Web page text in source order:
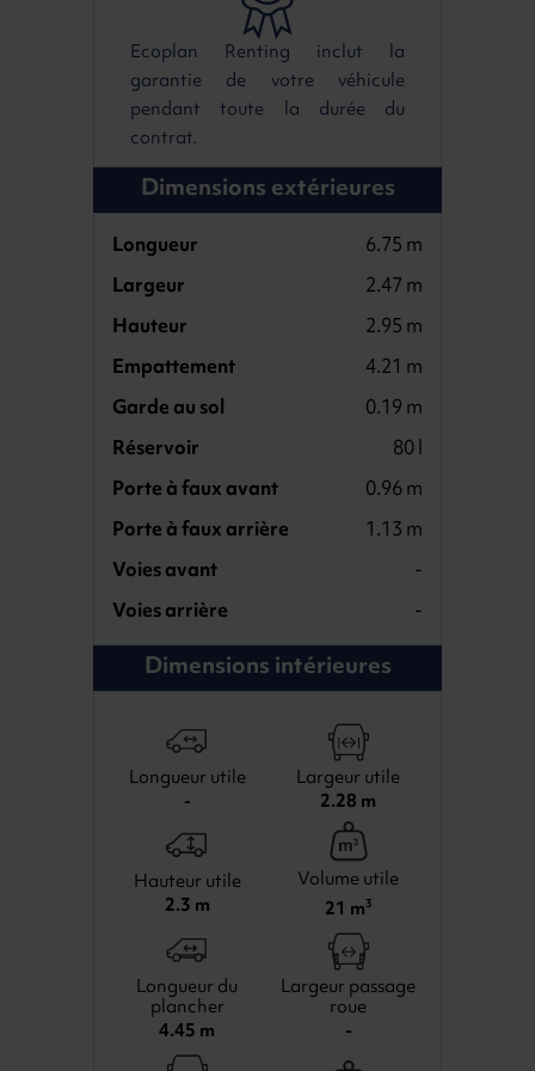
Ecoplan Renting inclut la
garantie de votre véhicule
pendant toute la durée du
contrat.
Dimensions extérieures
Longueur
6.75 m
Largeur
2.47 m
Hauteur
2.95 m
Empattement
4.21 m
Garde au sol
0.19 m
Réservoir
80 l
Porte à faux avant
0.96 m
Porte à faux arrière
1.13 m
Voies avant
-
Voies arrière
-
Dimensions intérieures
Longueur utile
-
Largeur utile
2.28 m
Hauteur utile
2.3 m
Volume utile
21 m3
Longueur du
plancher
4.45 m
Largeur passage
roue
-